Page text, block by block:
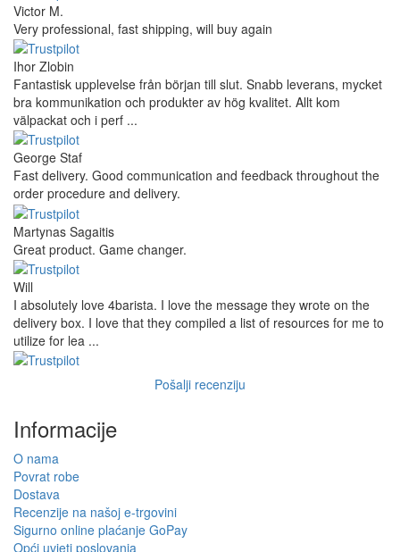
Victor M.
Very professional, fast shipping, will buy again
Ihor Zlobin
Fantastisk upplevelse från början till slut. Snabb leverans, mycket
bra kommunikation och produkter av hög kvalitet. Allt kom
välpackat och i perf ...
George Staf
Fast delivery. Good communication and feedback throughout the
order procedure and delivery.
Martynas Sagaitis
Great product. Game changer.
Will
I absolutely love 4barista. I love the message they wrote on the
delivery box. I love that they compiled a list of resources for me to
utilize for lea ...
Pošalji recenziju
Informacije
O nama
Povrat robe
Dostava
Recenzije na našoj e-trgovini
Sigurno online plaćanje GoPay
Opći uvjeti poslovanja